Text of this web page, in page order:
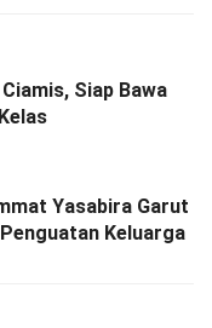
Siap Bawa
Yasabira Garut
Keluarga